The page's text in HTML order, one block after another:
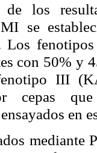
los
se
Los
con 50% y
III
cepas
en